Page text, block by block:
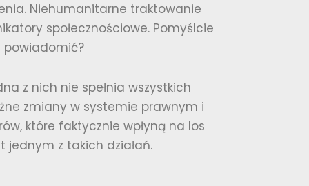
Niehumanitarne traktowanie
społecznościowe. Pomyślcie
powiadomić?
z nich nie spełnia wszystkich
zmiany w systemie prawnym i
które faktycznie wpłyną na los
jednym z takich działań.